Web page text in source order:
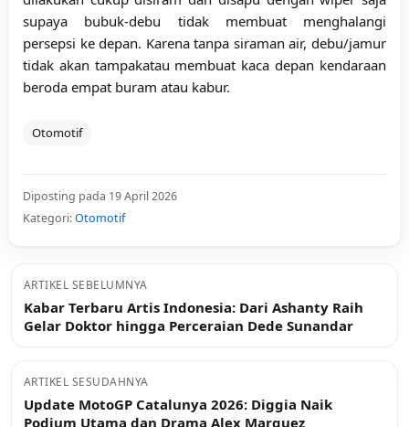
supaya bubuk-debu tidak membuat menghalangi
persepsi ke depan. Karena tanpa siraman air, debu/jamur
tidak akan tampakatau membuat kaca depan kendaraan
beroda empat buram atau kabur.
Otomotif
Diposting pada 19 April 2026
Kategori:Otomotif
ARTIKEL SEBELUMNYA
Kabar Terbaru Artis Indonesia: Dari Ashanty Raih
Gelar Doktor hingga Perceraian Dede Sunandar
ARTIKEL SESUDAHNYA
Update MotoGP Catalunya 2026: Diggia Naik
Podium Utama dan Drama Alex Marquez